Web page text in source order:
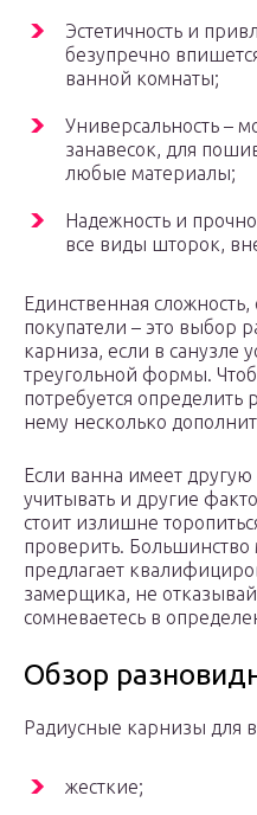
Эстетичность и
безупречно
ванной комнаты;
Универсальность –
занавесок, для
любые материалы;
Надежность и
все виды шторок,
Единственная сложность,
покупатели – это выбор
карниза, если в санузле
треугольной формы.
потребуется определить
нему несколько
Если ванна имеет
учитывать и другие
стоит излишне
проверить. Большинство
предлагает
замерщика, не
сомневаетесь в
Обзор
Радиусные карнизы для
жесткие;